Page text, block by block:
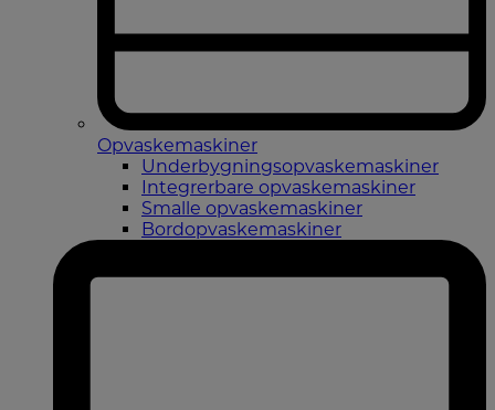
Opvaskemaskiner
Underbygningsopvaskemaskiner
Integrerbare opvaskemaskiner
Smalle opvaskemaskiner
Bordopvaskemaskiner